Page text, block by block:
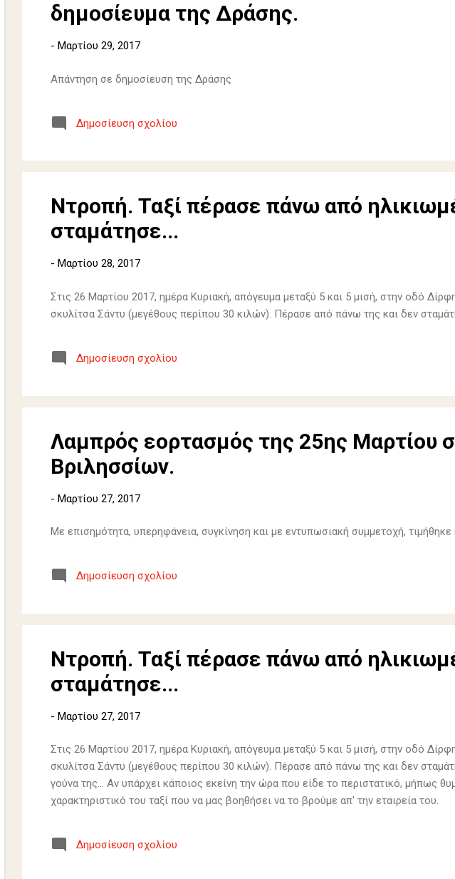
δημοσίευμα της Δράσης.
- Μαρτίου 29, 2017
Απάντηση σε δημοσίευση της Δράσης
Δημοσίευση σχολίου
Ντροπή. Ταξί πέρασε πάνω από
σταμάτησε...
- Μαρτίου 28, 2017
Στις 26 Μαρτίου 2017, ημέρα Κυριακή, απόγευμα μεταξύ 5 και 5 μισή, στην οδό
σκυλίτσα Σάντυ (μεγέθους περίπου 30 κιλών). Πέρασε από πάνω της και δεν
Δημοσίευση σχολίου
Λαμπρός εορτασμός της 25ης Μαρτίου
Βριλησσίων.
- Μαρτίου 27, 2017
Με επισημότητα, υπερηφάνεια, συγκίνηση και με εντυπωσιακή συμμετοχή,
Δημοσίευση σχολίου
Ντροπή. Ταξί πέρασε πάνω από
σταμάτησε...
- Μαρτίου 27, 2017
Στις 26 Μαρτίου 2017, ημέρα Κυριακή, απόγευμα μεταξύ 5 και 5 μισή, στην οδό
σκυλίτσα Σάντυ (μεγέθους περίπου 30 κιλών). Πέρασε από πάνω της και δεν
γούνα της... Αν υπάρχει κάποιος εκείνη την ώρα που είδε το περιστατικό, μήπως
χαρακτηριστικό του ταξί που να μας βοηθήσει να το βρούμε απ' την εταιρεία του.
Δημοσίευση σχολίου